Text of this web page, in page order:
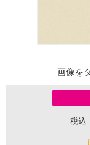
画像を
税込